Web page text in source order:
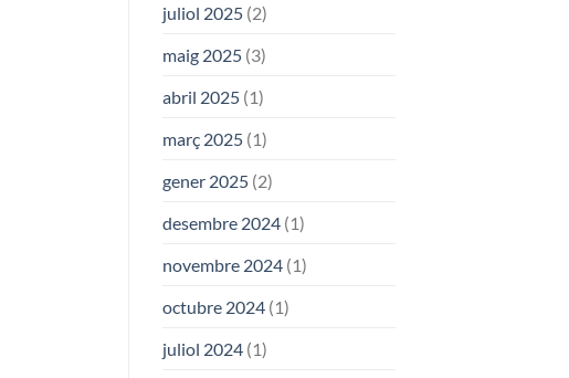
juliol 2025(2)
maig 2025(3)
abril 2025(1)
març 2025(1)
gener 2025(2)
desembre 2024(1)
novembre 2024(1)
octubre 2024(1)
juliol 2024(1)